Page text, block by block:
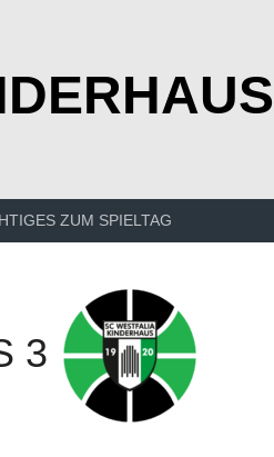
ZUM SPIELTAG
3